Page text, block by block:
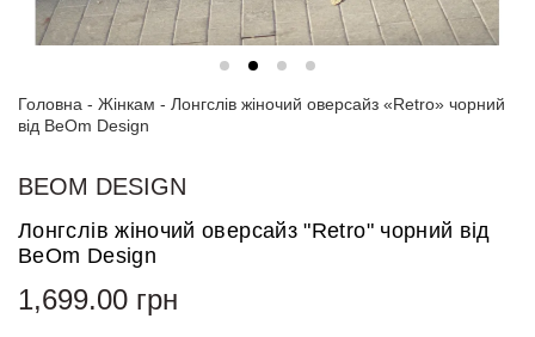
Блузи
та
сорочки
Сукні
та
костюми
Футболки
та поло
Головна - Жінкам - Лонгслів жіночий оверсайз «Retro» чорний
від BeOm Design
BEOM DESIGN
Лонгслів жіночий оверсайз "Retro" чорний від
BeOm Design
1,699.00 грн